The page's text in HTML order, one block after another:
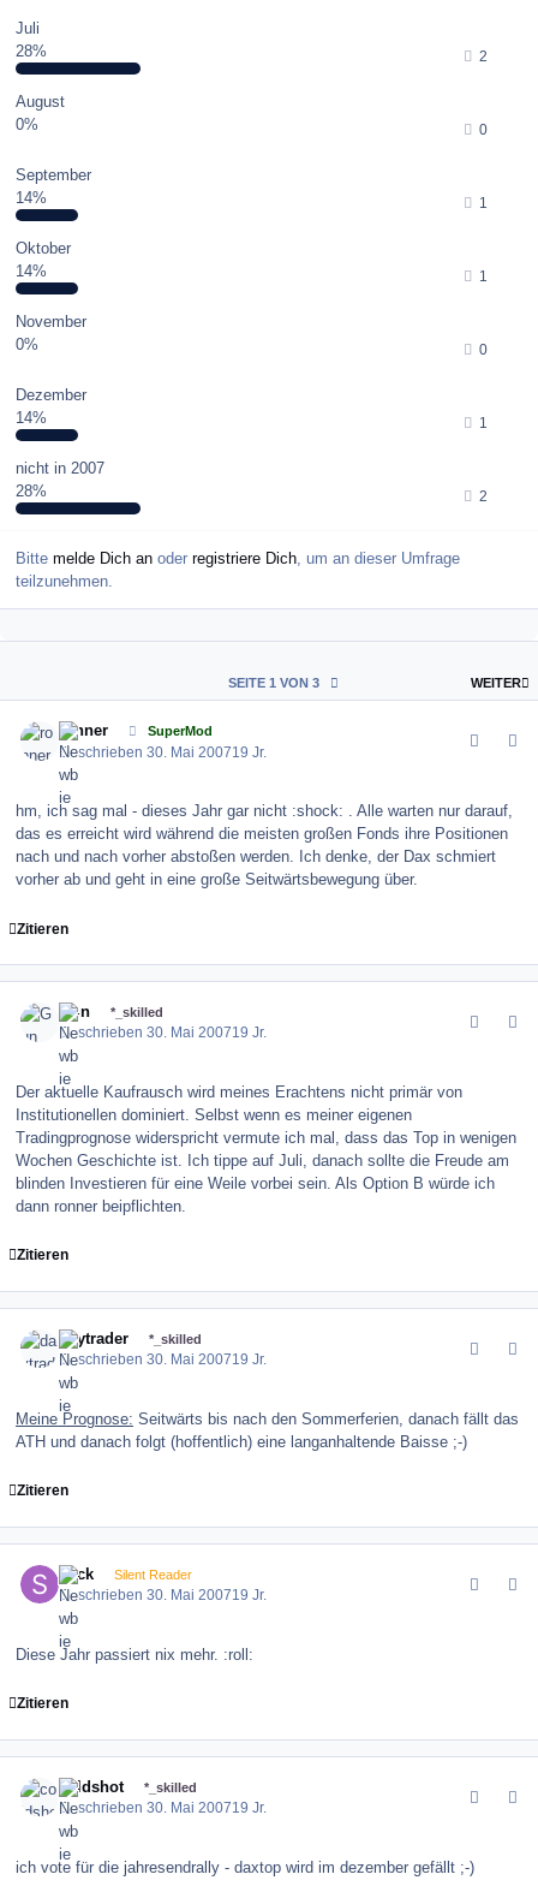
Juli
28%
2
August
0%
0
September
14%
1
Oktober
14%
1
November
0%
0
Dezember
14%
1
nicht in 2007
28%
2
Bitte melde Dich an oder registriere Dich , um an dieser Umfrage
teilzunehmen.
WEITER
SEITE 1 VON 3
ronner SuperMod
Geschrieben30. Mai 200719 Jr.
hm, ich sag mal - dieses Jahr gar nicht :shock: . Alle warten nur darauf,
das es erreicht wird während die meisten großen Fonds ihre Positionen
nach und nach vorher abstoßen werden. Ich denke, der Dax schmiert
vorher ab und geht in eine große Seitwärtsbewegung über.
Zitieren
Gun *_skilled
Geschrieben30. Mai 200719 Jr.
Der aktuelle Kaufrausch wird meines Erachtens nicht primär von
Institutionellen dominiert. Selbst wenn es meiner eigenen
Tradingprognose widerspricht vermute ich mal, dass das Top in wenigen
Wochen Geschichte ist. Ich tippe auf Juli, danach sollte die Freude am
blinden Investieren für eine Weile vorbei sein. Als Option B würde ich
dann ronner beipflichten.
Zitieren
daytrader *_skilled
Geschrieben30. Mai 200719 Jr.
Meine Prognose: Seitwärts bis nach den Sommerferien, danach fällt das
ATH und danach folgt (hoffentlich) eine langanhaltende Baisse ;-)
Zitieren
sl!ck Silent Reader
Geschrieben30. Mai 200719 Jr.
Diese Jahr passiert nix mehr. :roll:
Zitieren
coldshot *_skilled
Geschrieben30. Mai 200719 Jr.
ich vote für die jahresendrally - daxtop wird im dezember gefällt ;-)